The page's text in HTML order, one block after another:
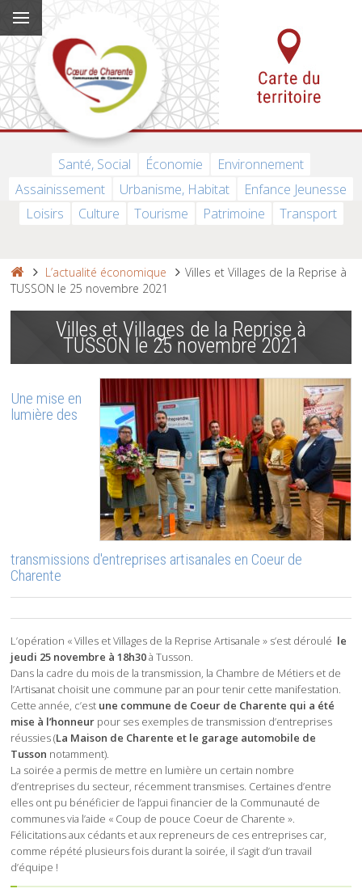
Santé, Social Économie
Environnement
Assainissement
Urbanisme, Habitat
Enfance Jeunesse
Loisirs
Culture Tourisme Patrimoine Transport
L’actualité économique
Villes et Villages de la Reprise à
TUSSON le 25 novembre 2021
Villes et Villages de la Reprise à
TUSSON le 25 novembre 2021
Une mise en
lumière des
transmissions d'entreprises artisanales en Coeur de
Charente
L’opération « Villes et Villages de la Reprise Artisanale » s’est déroulé le
jeudi 25 novembre à 18h30à Tusson.
Dans la cadre du mois de la transmission, la Chambre de Métiers et de
l’Artisanat choisit une commune par an pour tenir cette manifestation.
Cette année, c’estune commune de Coeur de Charente qui a été
mise à l’honneurpour ses exemples de transmission d’entreprises
réussies (La Maison de Charente et le garage automobile de
Tusson notamment).
La soirée a permis de mettre en lumière un certain nombre
d’entreprises du secteur, récemment transmises. Certaines d’entre
elles ont pu bénéficier de l’appui financier de la Communauté de
communes via l’aide « Coup de pouce Coeur de Charente ».
Félicitations aux cédants et aux repreneurs de ces entreprises car,
comme répété plusieurs fois durant la soirée, il s’agit d’un travail
d’équipe !